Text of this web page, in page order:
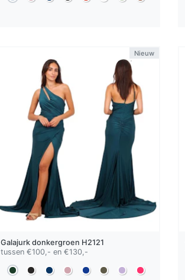
Nieuw
Galajurk donkergroen H2121
tussen €100,- en €130,-